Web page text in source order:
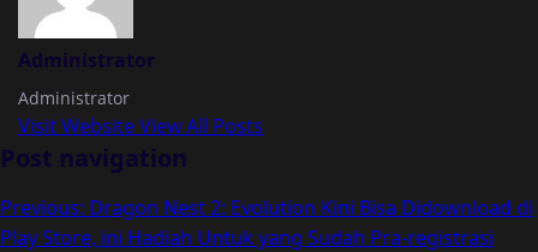
Administrator
Administrator
Visit WebsiteView All Posts
Post navigation
Previous: Dragon Nest 2: Evolution Kini Bisa Didownload di
Play Store, ini Hadiah Untuk yang Sudah Pra-registrasi